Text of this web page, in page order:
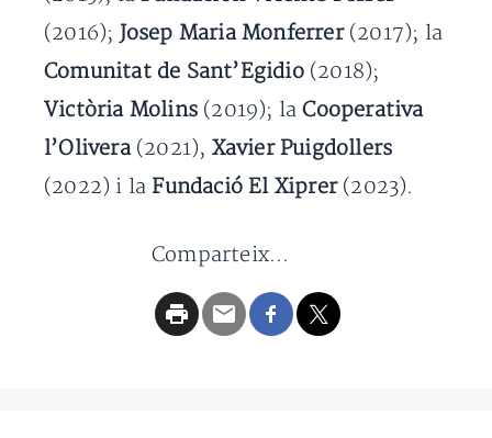
(2016); Josep Maria Monferrer(2017); la
Comunitat de Sant’Egidio(2018);
Victòria Molins (2019); laCooperativa
l’Olivera(2021), Xavier Puigdollers
(2022) i la Fundació El Xiprer(2023).
Comparteix...